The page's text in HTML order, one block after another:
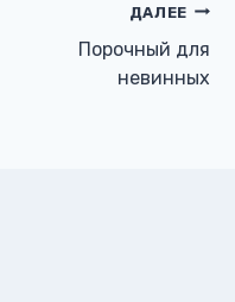
ДАЛЕЕ
Порочный для
невинных